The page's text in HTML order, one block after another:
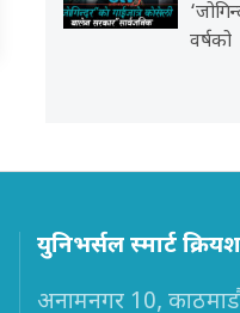
वर्षको
युनिभर्सल स्मार्ट
अनामनगर 10,